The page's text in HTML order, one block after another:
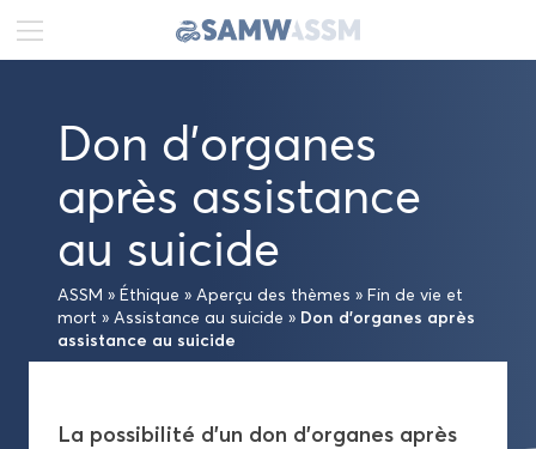
Ac­tua­li­tés
Por­trait
Pu­bli­ca­tions
Pro­jets
Don d’or­ganes
après as­sis­tance
au sui­cide
ASSM » Éthique » Aper­çu des thèmes » Fin de vie et
mort » As­sis­tance au sui­cide » Don d’or­ganes après
as­sis­tance au sui­cide
La pos­si­bi­li­té d’un don d’or­ganes après